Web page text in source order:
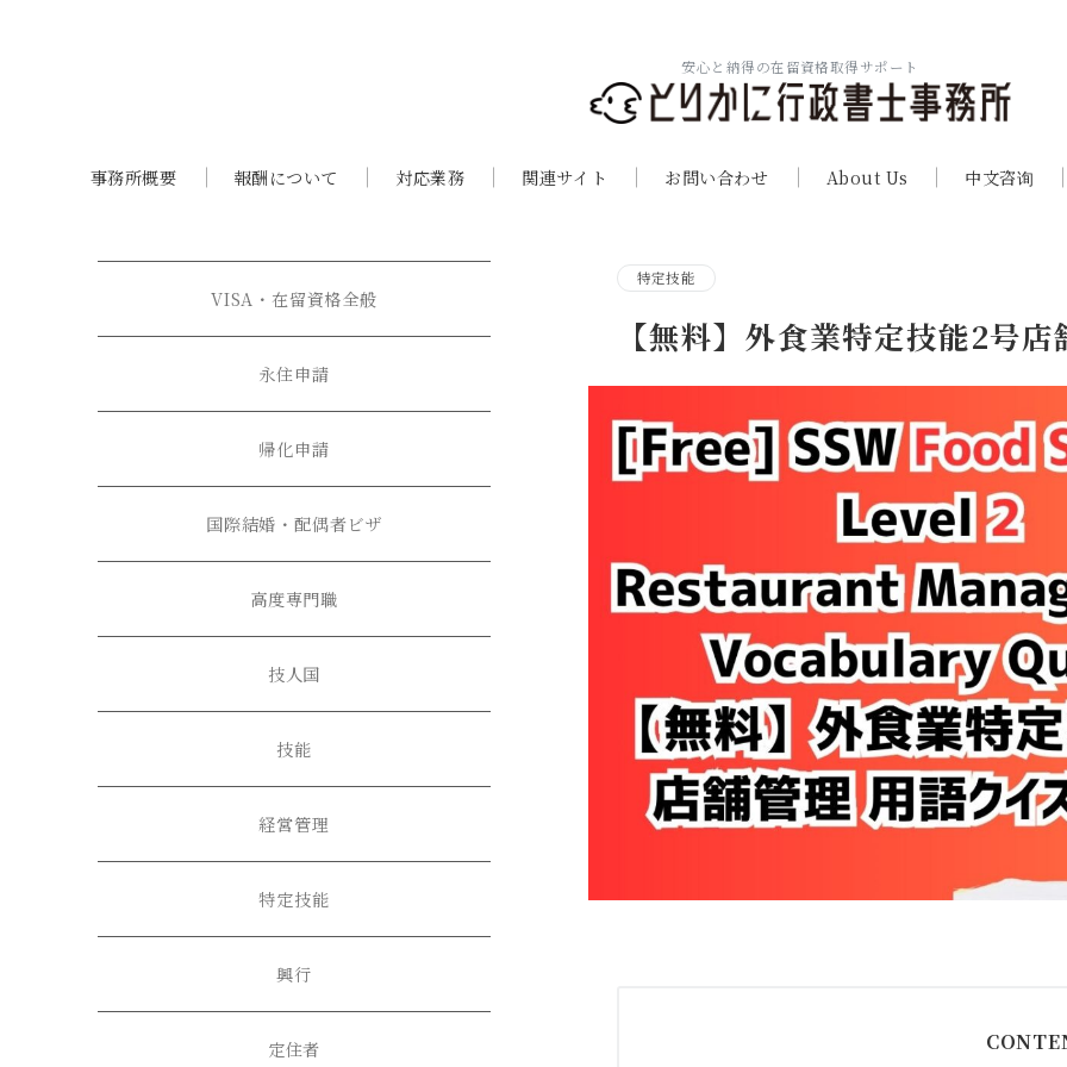
安心と納得の在留資格取得サポート
事務所概要 報酬について 対応業務 関連サイト お問い合わせ About Us 中文咨询
特定技能
【無料】外食業特定技能2号
VISA・在留資格全般
永住申請
帰化申請
国際結婚・配偶者ビザ
高度専門職
技人国
技能
経営管理
特定技能
興行
定住者